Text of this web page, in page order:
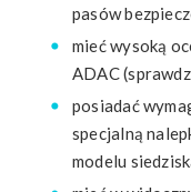
pasów
mieć wysoką
ADAC
posiadać
specjalną
modelu